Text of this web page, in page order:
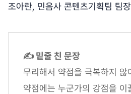
조아란, 민음사 콘텐츠기획팀 팀장
✍ 밑줄 친 문장
무리해서 약점을 극복하지 않
약점에는 누군가의 강점을 이